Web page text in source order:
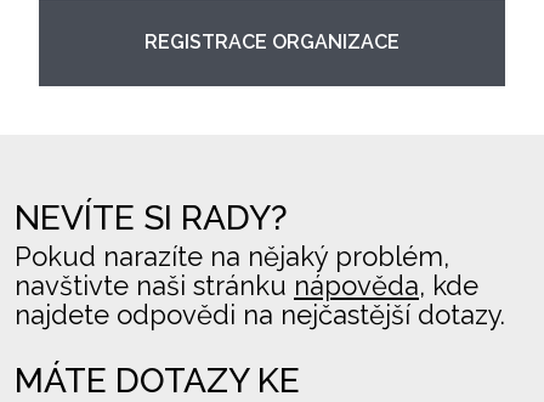
REGISTRACE ORGANIZACE
NEVÍTE SI RADY?
Pokud narazíte na nějaký problém,
navštivte naši stránku nápověda, kde
najdete odpovědi na nejčastější dotazy.
MÁTE DOTAZY KE